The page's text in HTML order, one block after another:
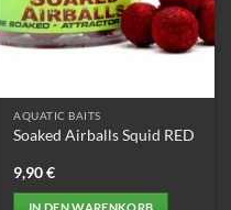
AQUATIC BAITS
Soaked Airballs Squid RED
9,90€